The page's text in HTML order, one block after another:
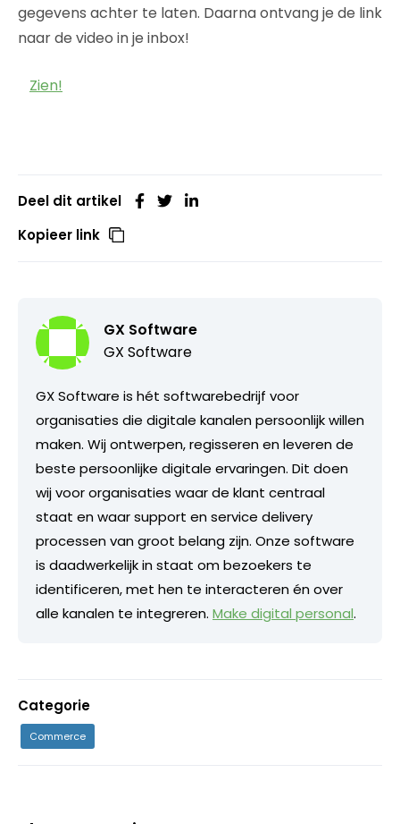
gegevens achter te laten. Daarna ontvang je de link
naar de video in je inbox!
Zien!
Deel dit artikel
Kopieer link
GX Software
GX Software
GX Software is hét softwarebedrijf voor
organisaties die digitale kanalen persoonlijk willen
maken. Wij ontwerpen, regisseren en leveren de
beste persoonlijke digitale ervaringen. Dit doen
wij voor organisaties waar de klant centraal
staat en waar support en service delivery
processen van groot belang zijn. Onze software
is daadwerkelijk in staat om bezoekers te
identificeren, met hen te interacteren én over
alle kanalen te integreren. Make digital personal.
Categorie
Commerce